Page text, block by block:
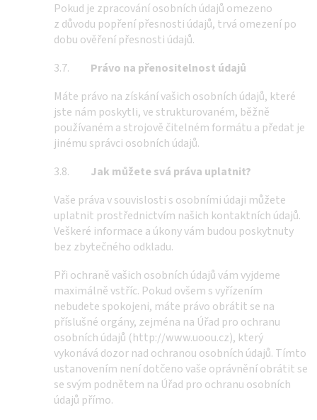
Pokud je zpracování osobních údajů omezeno
z důvodu popření přesnosti údajů, trvá omezení po
dobu ověření přesnosti údajů.
3.7. Právo na přenositelnost údajů
Máte právo na získání vašich osobních údajů, které
jste nám poskytli, ve strukturovaném, běžně
používaném a strojově čitelném formátu a předat je
jinému správci osobních údajů.
3.8. Jak můžete svá práva uplatnit?
Vaše práva v souvislosti s osobními údaji můžete
uplatnit prostřednictvím našich kontaktních údajů.
Veškeré informace a úkony vám budou poskytnuty
bez zbytečného odkladu.
Při ochraně vašich osobních údajů vám vyjdeme
maximálně vstříc. Pokud ovšem s vyřízením
nebudete spokojeni, máte právo obrátit se na
příslušné orgány, zejména na Úřad pro ochranu
osobních údajů (http://www.uoou.cz), který
vykonává dozor nad ochranou osobních údajů. Tímto
ustanovením není dotčeno vaše oprávnění obrátit se
se svým podnětem na Úřad pro ochranu osobních
údajů přímo.